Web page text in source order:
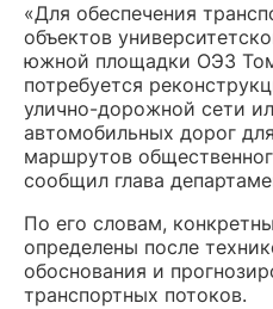
«Для обеспечения
объектов
южной площадки ОЭЗ
потребуется
улично-дорожной сети
автомобильных дорог
маршрутов
сообщил глава
По его словам,
определены после
обоснования и
транспортных потоков.